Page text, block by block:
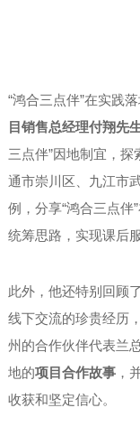
“鸿合三点伴”在实践
目销售总经理付翔先
三点伴”因地制宜，探
通市崇川区、九江市
例，分享“鸿合三点伴
统筹思路，实现课后
此外，他还特别回顾
线下交流的珍贵经历
州的合作伙伴代表兰
地的项目合作故事，
收获和坚定信心。